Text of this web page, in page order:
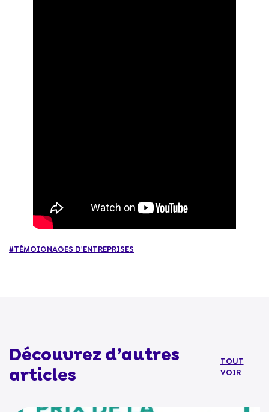
#TÉMOIGNAGES D'ENTREPRISES
Découvrez d’autres
articles
TOUT
VOIR